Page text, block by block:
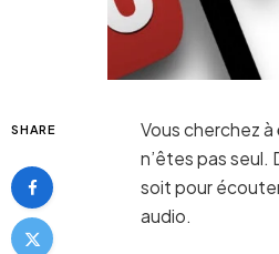
SHARE Vous cherchez à
n’êtes pas seul.
soit pour
audio.